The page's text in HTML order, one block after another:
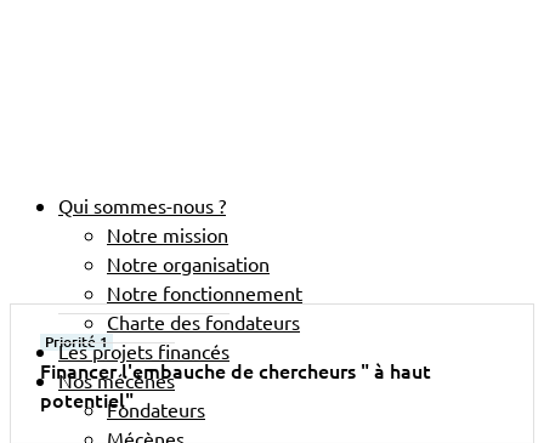
Qui sommes-nous ?
Notre mission
Notre organisation
Notre fonctionnement
Charte des fondateurs
Les projets financés
Nos mécènes
Fondateurs
Mécènes
Priorité 1
Financer l'embauche de chercheurs " à haut
potentiel"